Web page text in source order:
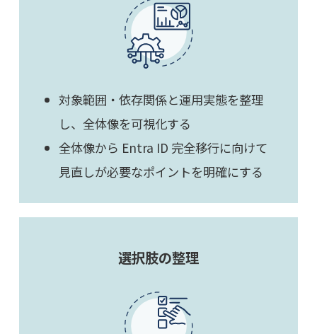
対象範囲・依存関係と運用実態を整理
し、全体像を可視化する
全体像から Entra ID 完全移行に向けて
見直しが必要なポイントを明確にする
選択肢の整理